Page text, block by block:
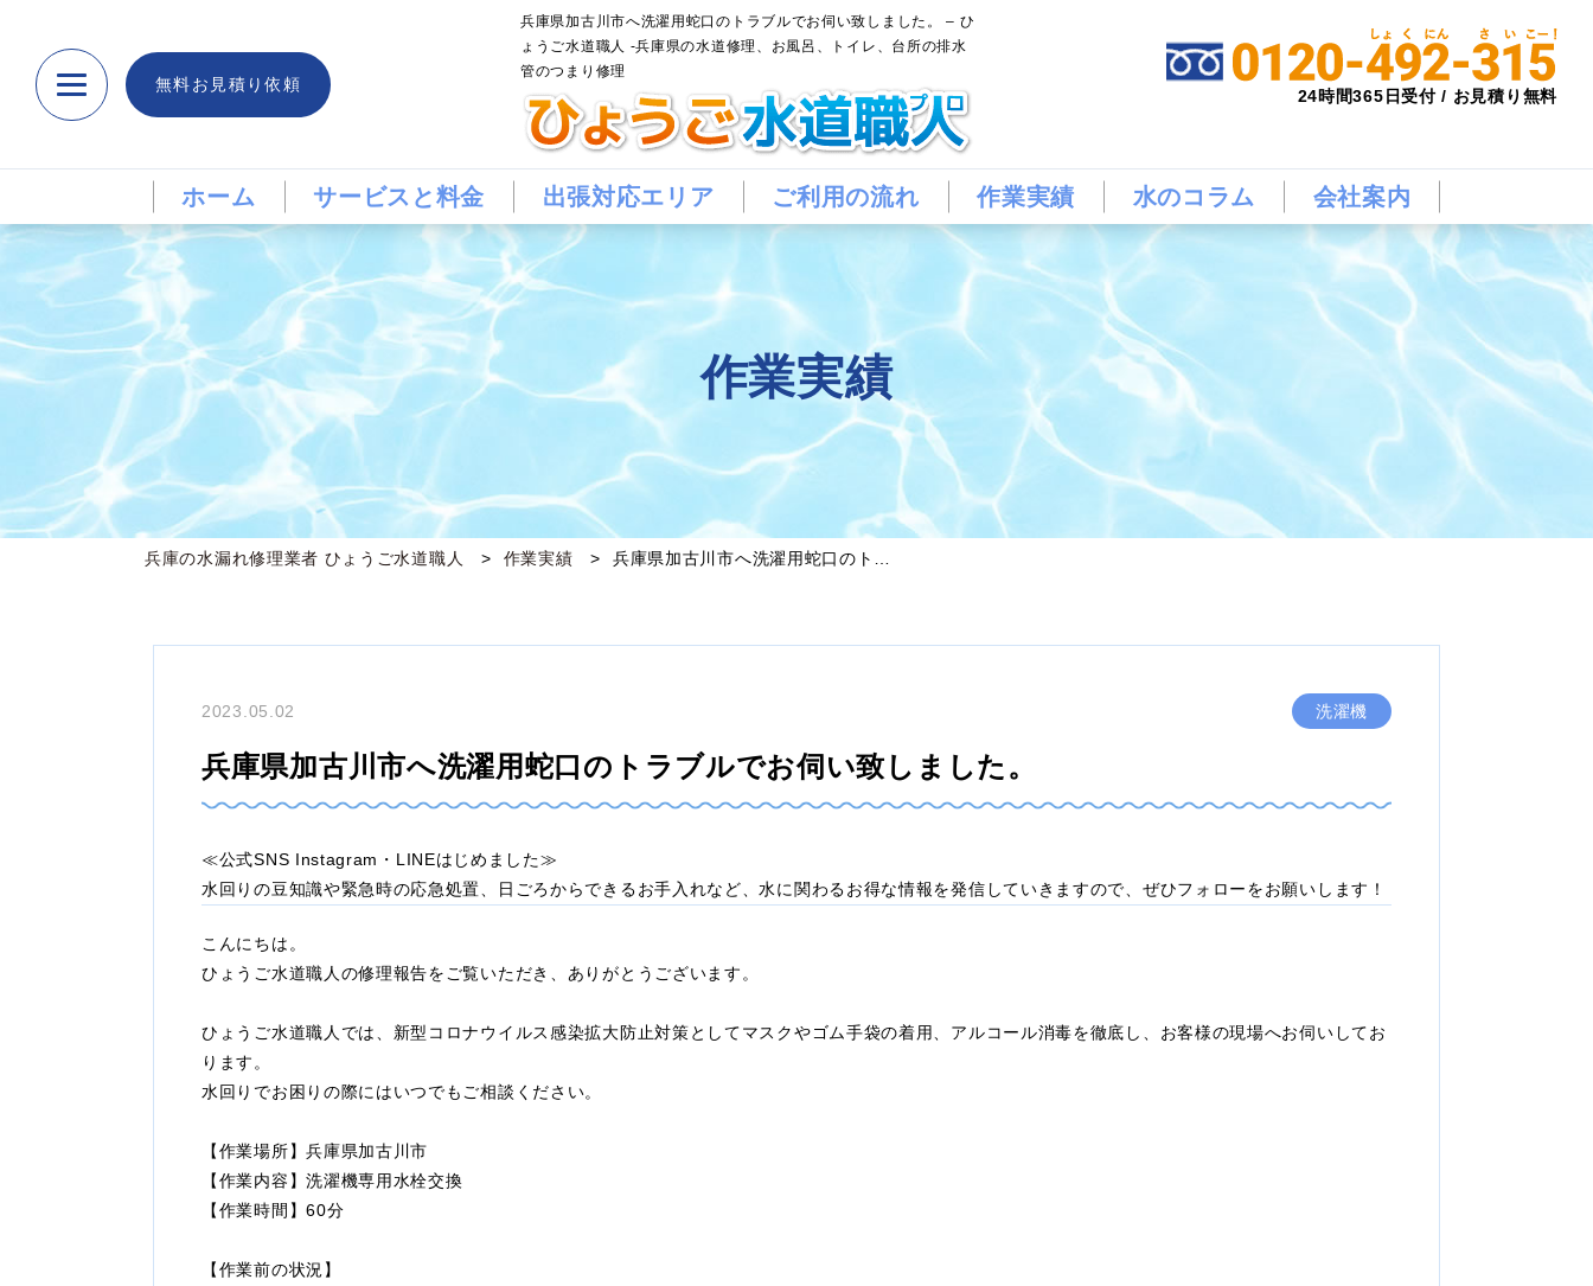
無料お見積り依頼
兵庫県加古川市へ洗濯用蛇口のトラブルでお伺い致しました。 – ひ
ょうご水道職人 -兵庫県の水道修理、お風呂、トイレ、台所の排水
管のつまり修理
24時間365日受付 / お見積り無料
ホーム サービスと料金 出張対応エリア ご利用の流れ 作業実績 水のコラム 会社案内
作業実績
兵庫の水漏れ修理業者 ひょうご水道職人 作業実績 兵庫県加古川市へ洗濯用蛇口のト…
2023.05.02 洗濯機
兵庫県加古川市へ洗濯用蛇口のトラブルでお伺い致しました。
≪公式SNS Instagram・LINEはじめました≫
水回りの豆知識や緊急時の応急処置、日ごろからできるお手入れなど、水に関わるお得な情報を発信していきますので、ぜひフォローをお願いします！
こんにちは。
ひょうご水道職人の修理報告をご覧いただき、ありがとうございます。
ひょうご水道職人では、新型コロナウイルス感染拡大防止対策としてマスクやゴム手袋の着用、アルコール消毒を徹底し、お客様の現場へお伺いしてお
ります。
水回りでお困りの際にはいつでもご相談ください。
【作業場所】兵庫県加古川市
【作業内容】洗濯機専用水栓交換
【作業時間】60分
【作業前の状況】